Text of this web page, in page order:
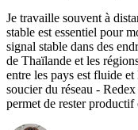
Je travaille souvent à
stable est essentiel pour
signal stable dans des
de Thaïlande et les
entre les pays est fluide
soucier du réseau -
permet de rester productif